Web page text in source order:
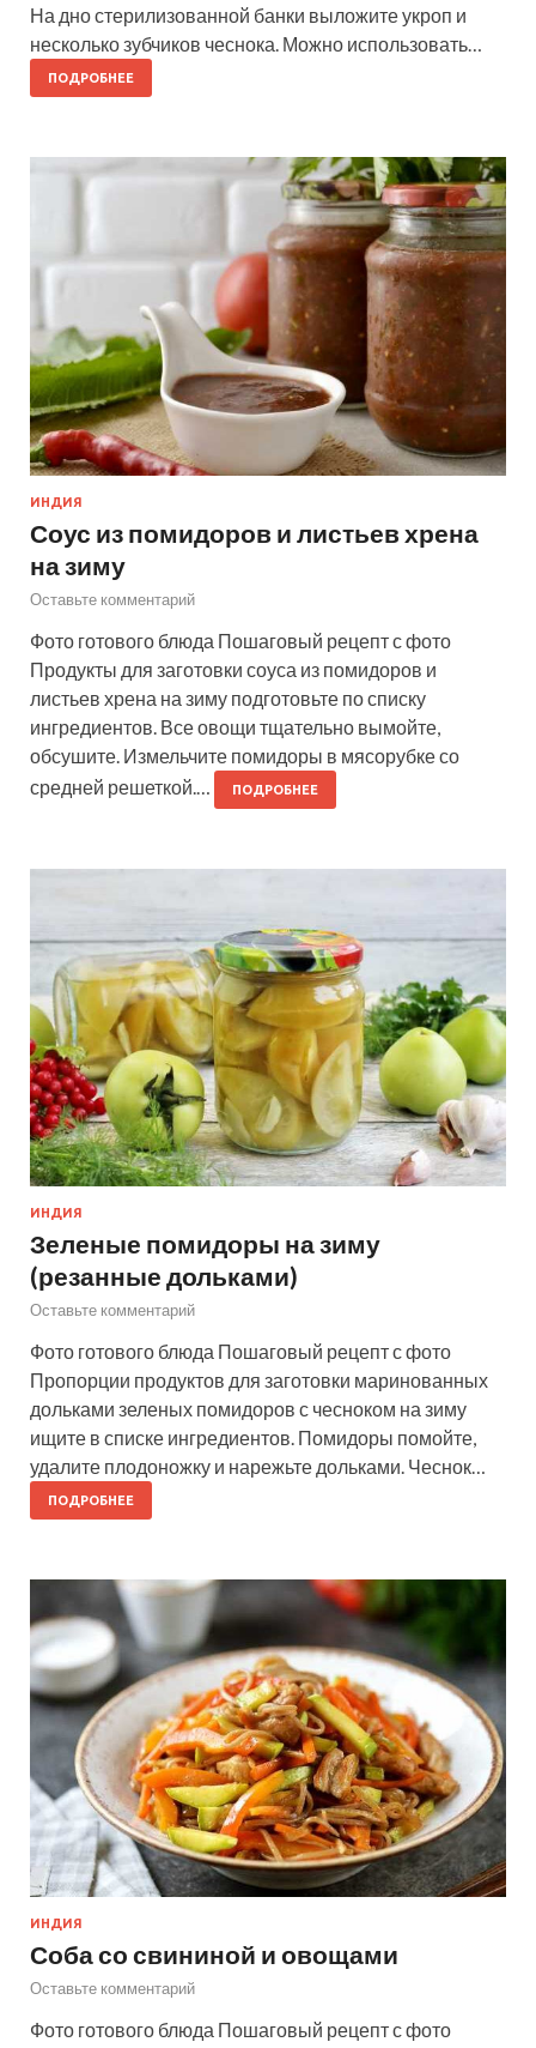
На дно стерилизованной банки выложите укроп и
несколько зубчиков чеснока. Можно использовать…
ПОДРОБНЕЕ
ИНДИЯ
Соус из помидоров и листьев хрена
на зиму
Оставьте комментарий
Фото готового блюда Пошаговый рецепт с фото
Продукты для заготовки соуса из помидоров и
листьев хрена на зиму подготовьте по списку
ингредиентов. Все овощи тщательно вымойте,
обсушите. Измельчите помидоры в мясорубке со
средней решеткой.…
ПОДРОБНЕЕ
ИНДИЯ
Зеленые помидоры на зиму
(резанные дольками)
Оставьте комментарий
Фото готового блюда Пошаговый рецепт с фото
Пропорции продуктов для заготовки маринованных
дольками зеленых помидоров с чесноком на зиму
ищите в списке ингредиентов. Помидоры помойте,
удалите плодоножку и нарежьте дольками. Чеснок…
ПОДРОБНЕЕ
ИНДИЯ
Соба со свининой и овощами
Оставьте комментарий
Фото готового блюда Пошаговый рецепт с фото